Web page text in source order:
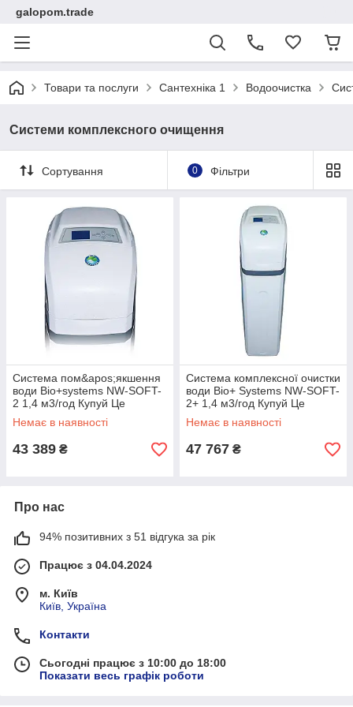
galopom.trade
Товари та послуги Сантехніка 1 Водоочистка
Системи комплексного очищення
Сортування 0 Фільтри
Система пом&apos;якшення
води Bio+systems NW-SOFT-
2 1,4 м3/год Купуй Це
Galopom
Немає в наявності
43 389 ₴
Система комплексної очистки
води Bio+ Systems NW-SOFT-
2+ 1,4 м3/год Купуй Це
Galopom
Немає в наявності
47 767 ₴
Про нас
94% позитивних з 51 відгука за рік
Працює з 04.04.2024
м. Київ
Київ, Україна
Контакти
Сьогодні працює з 10:00 до 18:00
Показати весь графік роботи